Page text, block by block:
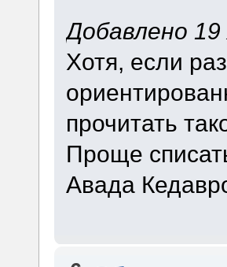
Добавлено
Хотя, если
прочитать
Проще
Авада